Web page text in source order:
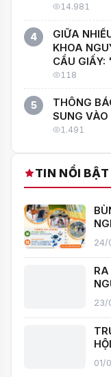
14.981
4
GIỮA
KHOA
CẦU GIẤY:
NGƯỜI
118
5
THÔNG
SUNG
1.491
TIN NỔI BẬT
24/
23/
01/